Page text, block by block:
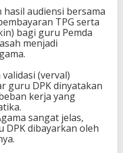
audiensi bersama
TPG serta
bagi guru Pemda
menjadi
(verval)
guru DPK dinyatakan
kerja yang
sangat jelas,
DPK dibayarkan oleh